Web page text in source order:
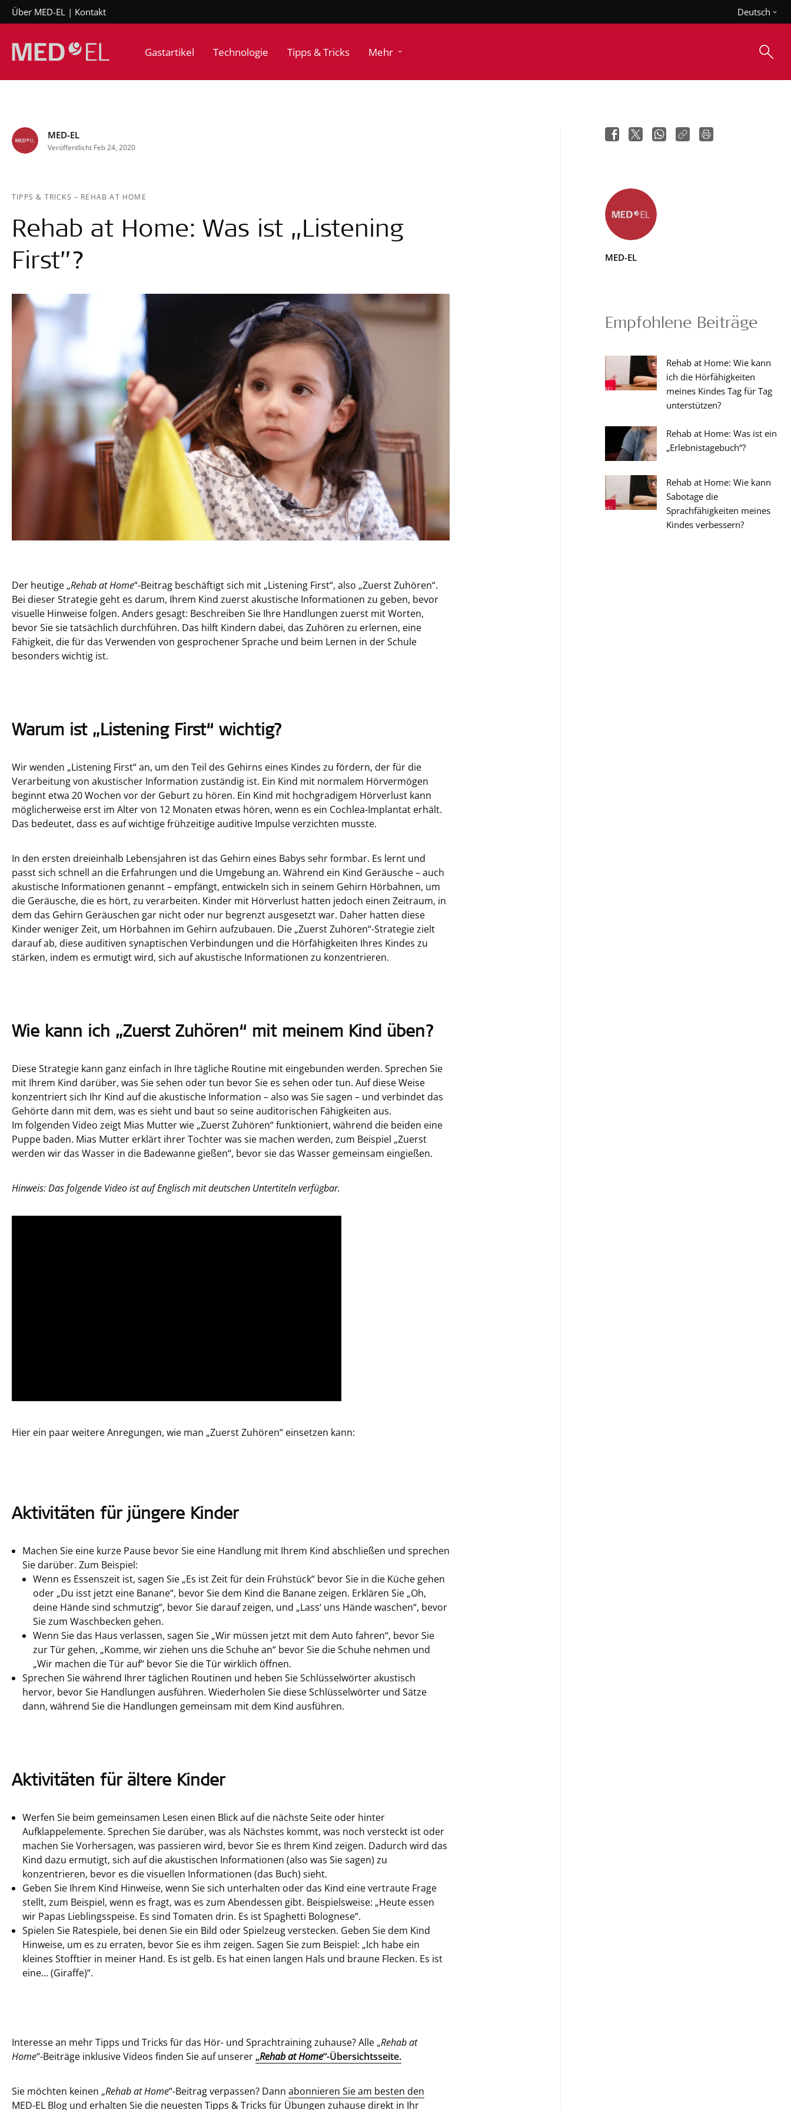
Über MED-EL Kontakt Deutsch
Gastartikel Technologie Tipps & Tricks Mehr
MED-EL
Veröffentlicht Feb 24, 2020
TIPPS & TRICKS – REHAB AT HOME
Rehab at Home: Was ist „Listening
First”?
Der heutige „Rehab at Home“-Beitrag beschäftigt sich mit „Listening First“, also „Zuerst Zuhören“.
Bei dieser Strategie geht es darum, Ihrem Kind zuerst akustische Informationen zu geben, bevor
visuelle Hinweise folgen. Anders gesagt: Beschreiben Sie Ihre Handlungen zuerst mit Worten,
bevor Sie sie tatsächlich durchführen. Das hilft Kindern dabei, das Zuhören zu erlernen, eine
Fähigkeit, die für das Verwenden von gesprochener Sprache und beim Lernen in der Schule
besonders wichtig ist.
Warum ist „Listening First“ wichtig?
Wir wenden „Listening First“ an, um den Teil des Gehirns eines Kindes zu fördern, der für die
Verarbeitung von akustischer Information zuständig ist. Ein Kind mit normalem Hörvermögen
beginnt etwa 20 Wochen vor der Geburt zu hören. Ein Kind mit hochgradigem Hörverlust kann
möglicherweise erst im Alter von 12 Monaten etwas hören, wenn es ein Cochlea-Implantat erhält.
Das bedeutet, dass es auf wichtige frühzeitige auditive Impulse verzichten musste.
In den ersten dreieinhalb Lebensjahren ist das Gehirn eines Babys sehr formbar. Es lernt und
passt sich schnell an die Erfahrungen und die Umgebung an. Während ein Kind Geräusche – auch
akustische Informationen genannt – empfängt, entwickeln sich in seinem Gehirn Hörbahnen, um
die Geräusche, die es hört, zu verarbeiten. Kinder mit Hörverlust hatten jedoch einen Zeitraum, in
dem das Gehirn Geräuschen gar nicht oder nur begrenzt ausgesetzt war. Daher hatten diese
Kinder weniger Zeit, um Hörbahnen im Gehirn aufzubauen. Die „Zuerst Zuhören“-Strategie zielt
darauf ab, diese auditiven synaptischen Verbindungen und die Hörfähigkeiten Ihres Kindes zu
stärken, indem es ermutigt wird, sich auf akustische Informationen zu konzentrieren.
Wie kann ich „Zuerst Zuhören“ mit meinem Kind üben?
Diese Strategie kann ganz einfach in Ihre tägliche Routine mit eingebunden werden. Sprechen Sie
mit Ihrem Kind darüber, was Sie sehen oder tun bevor Sie es sehen oder tun. Auf diese Weise
konzentriert sich Ihr Kind auf die akustische Information – also was Sie sagen – und verbindet das
Gehörte dann mit dem, was es sieht und baut so seine auditorischen Fähigkeiten aus.
Im folgenden Video zeigt Mias Mutter wie „Zuerst Zuhören“ funktioniert, während die beiden eine
Puppe baden. Mias Mutter erklärt ihrer Tochter was sie machen werden, zum Beispiel „Zuerst
werden wir das Wasser in die Badewanne gießen“, bevor sie das Wasser gemeinsam eingießen.
Hinweis: Das folgende Video ist auf Englisch mit deutschen Untertiteln verfügbar.
Hier ein paar weitere Anregungen, wie man „Zuerst Zuhören“ einsetzen kann:
Aktivitäten für jüngere Kinder
Machen Sie eine kurze Pause bevor Sie eine Handlung mit Ihrem Kind abschließen und sprechen
Sie darüber. Zum Beispiel:
Wenn es Essenszeit ist, sagen Sie „Es ist Zeit für dein Frühstück“ bevor Sie in die Küche gehen
oder „Du isst jetzt eine Banane“, bevor Sie dem Kind die Banane zeigen. Erklären Sie „Oh,
deine Hände sind schmutzig“, bevor Sie darauf zeigen, und „Lass‘ uns Hände waschen“, bevor
Sie zum Waschbecken gehen.
Wenn Sie das Haus verlassen, sagen Sie „Wir müssen jetzt mit dem Auto fahren“, bevor Sie
zur Tür gehen, „Komme, wir ziehen uns die Schuhe an“ bevor Sie die Schuhe nehmen und
„Wir machen die Tür auf“ bevor Sie die Tür wirklich öffnen.
Sprechen Sie während Ihrer täglichen Routinen und heben Sie Schlüsselwörter akustisch
hervor, bevor Sie Handlungen ausführen. Wiederholen Sie diese Schlüsselwörter und Sätze
dann, während Sie die Handlungen gemeinsam mit dem Kind ausführen.
Aktivitäten für ältere Kinder
Werfen Sie beim gemeinsamen Lesen einen Blick auf die nächste Seite oder hinter
Aufklappelemente. Sprechen Sie darüber, was als Nächstes kommt, was noch versteckt ist oder
machen Sie Vorhersagen, was passieren wird, bevor Sie es Ihrem Kind zeigen. Dadurch wird das
Kind dazu ermutigt, sich auf die akustischen Informationen (also was Sie sagen) zu
konzentrieren, bevor es die visuellen Informationen (das Buch) sieht.
Geben Sie Ihrem Kind Hinweise, wenn Sie sich unterhalten oder das Kind eine vertraute Frage
stellt, zum Beispiel, wenn es fragt, was es zum Abendessen gibt. Beispielsweise: „Heute essen
wir Papas Lieblingsspeise. Es sind Tomaten drin. Es ist Spaghetti Bolognese“.
Spielen Sie Ratespiele, bei denen Sie ein Bild oder Spielzeug verstecken. Geben Sie dem Kind
Hinweise, um es zu erraten, bevor Sie es ihm zeigen. Sagen Sie zum Beispiel: „Ich habe ein
kleines Stofftier in meiner Hand. Es ist gelb. Es hat einen langen Hals und braune Flecken. Es ist
eine… (Giraffe)“.
Interesse an mehr Tipps und Tricks für das Hör- und Sprachtraining zuhause? Alle „Rehab at
Home“-Beiträge inklusive Videos finden Sie auf unserer „Rehab at Home“-Übersichtsseite.
Sie möchten keinen „Rehab at Home“-Beitrag verpassen? Dann abonnieren Sie am besten den
MED-EL Blog und erhalten Sie die neuesten Tipps & Tricks für Übungen zuhause direkt in Ihr
MED-EL
Empfohlene Beiträge
Rehab at Home: Wie kann
ich die Hörfähigkeiten
meines Kindes Tag für Tag
unterstützen?
Rehab at Home: Was ist ein
„Erlebnistagebuch“?
Rehab at Home: Wie kann
Sabotage die
Sprachfähigkeiten meines
Kindes verbessern?